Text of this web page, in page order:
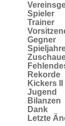
Spieler
Trainer
Gegner
Rekorde
Kickers II
Jugend
Bilanzen
Dank
Letzte